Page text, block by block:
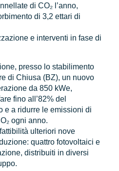
di CO₂ l’anno,
di 3,2 ettari di
e interventi in fase di
presso lo stabilimento
di Chiusa (BZ), un nuovo
da 850 kWe,
fino all’82% del
e a ridurre le emissioni di
ogni anno.
ulteriori nove
quattro fotovoltaici e
distribuiti in diversi